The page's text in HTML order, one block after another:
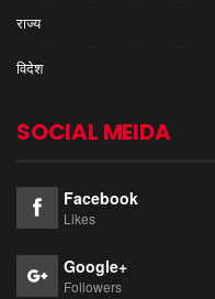
राज्य
विदेश
SOCIAL MEIDA
Facebook
Likes
Google+
Followers